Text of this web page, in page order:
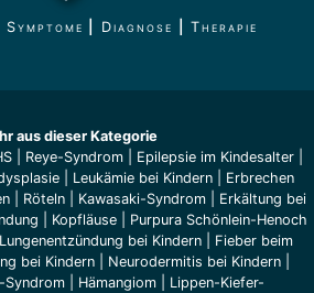
Symptome Diagnose |Therapie
aus dieser Kategorie
| Reye-Syndrom| Epilepsie im Kindesalter|
Leukämie bei Kindern
Erbrechen
| Röteln| Kawasaki-Syndrom| Erkältung bei
Kopfläuse| Purpura Schönlein-Henoch
Lungenentzündung bei Kindern| Fieber beim
bei Kindern| Neurodermitis bei Kindern|
Syndrom Hämangiom
Lippen-Kiefer-